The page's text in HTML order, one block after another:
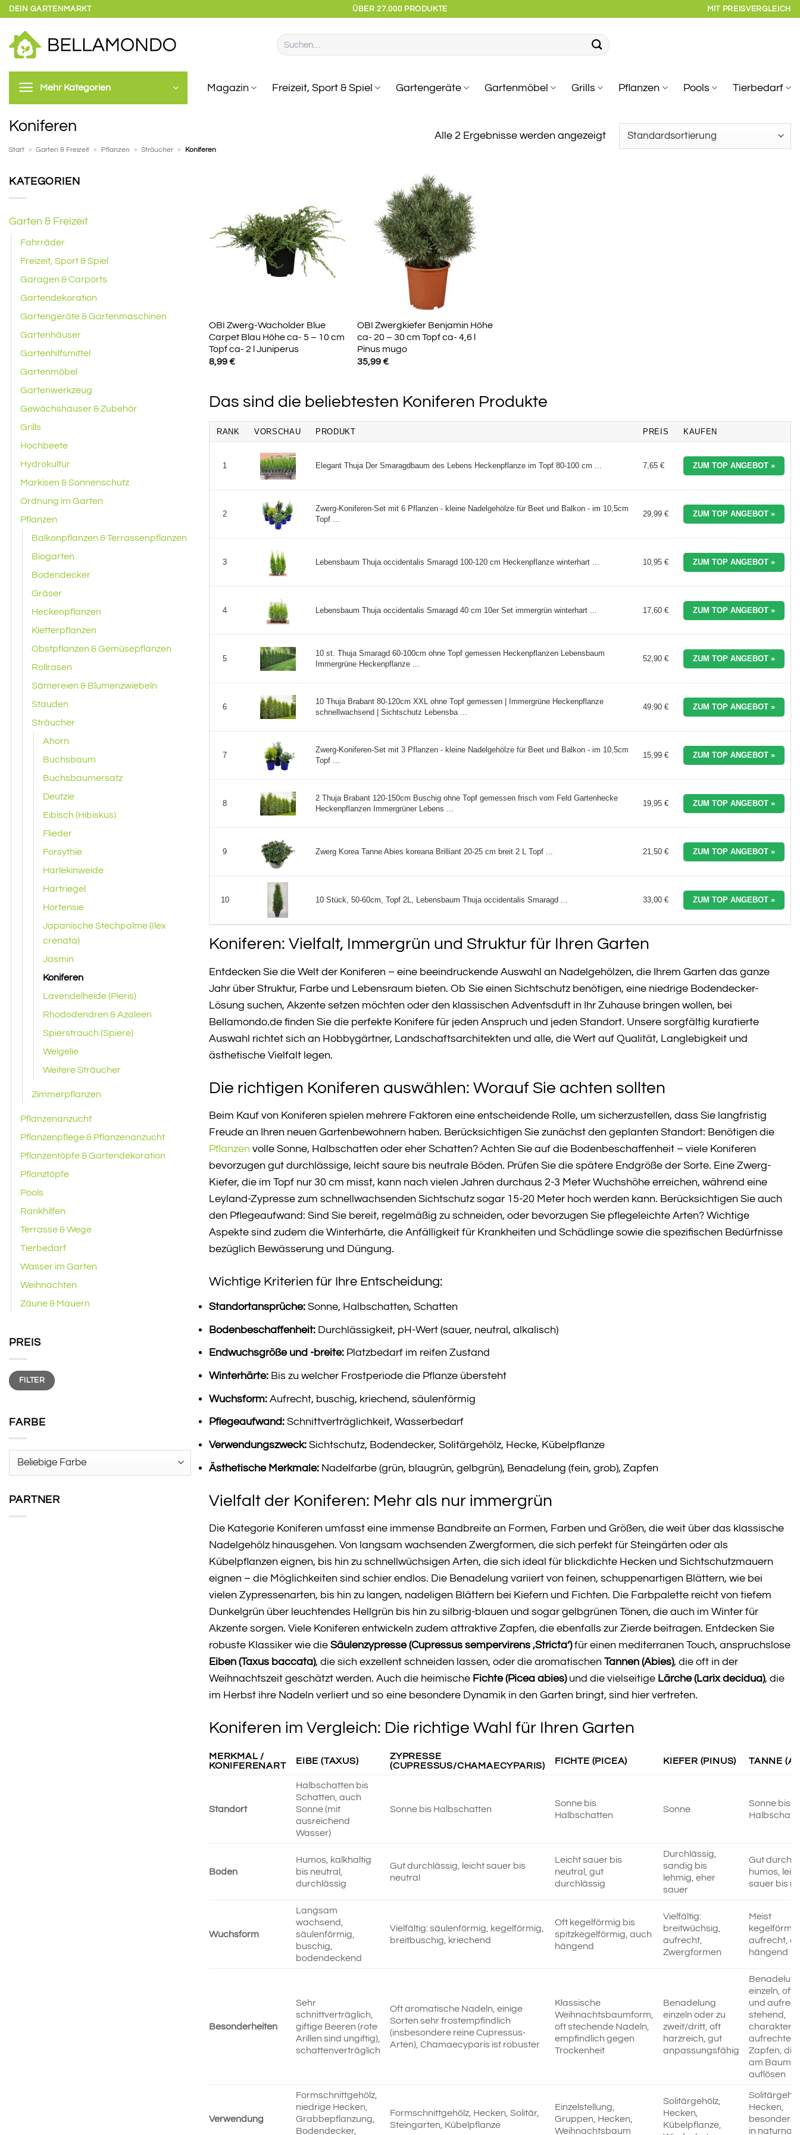
Zum
springen
DEIN GARTENMARKT ÜBER 27.000 PRODUKTE MIT PREISVERGLEICH
Suchen
nach:
Mehr Kategorien Magazin Freizeit, Sport & Spiel Gartengeräte Gartenmöbel Grills Pflanzen Pools Tierbedarf
Koniferen
Start » Garten & Freizeit » Pflanzen » Sträucher » Koniferen
Alle 2 Ergebnisse werden angezeigt
KATEGORIEN
Garten & Freizeit
Fahrräder
Freizeit, Sport & Spiel
Garagen & Carports
Gartendekoration
Gartengeräte & Gartenmaschinen
Gartenhäuser
Gartenhilfsmittel
Gartenmöbel
Gartenwerkzeug
Gewächshäuser & Zubehör
Grills
Hochbeete
Hydrokultur
Markisen & Sonnenschutz
Ordnung im Garten
Pflanzen
Balkonpflanzen & Terrassenpflanzen
Biogarten
Bodendecker
Gräser
Heckenpflanzen
Kletterpflanzen
Obstpflanzen & Gemüsepflanzen
Rollrasen
Sämereien & Blumenzwiebeln
Stauden
Sträucher
Ahorn
Buchsbaum
Buchsbaumersatz
Deutzie
Eibisch (Hibiskus)
Flieder
Forsythie
Harlekinweide
Hartriegel
Hortensie
Japanische Stechpalme (Ilex
crenata)
Jasmin
Koniferen
Lavendelheide (Pieris)
Rhododendren & Azaleen
Spierstrauch (Spiere)
Weigelie
Weitere Sträucher
Zimmerpflanzen
Pflanzenanzucht
Pflanzenpflege & Pflanzenanzucht
Pflanzentöpfe & Gartendekoration
Pflanztöpfe
Pools
Rankhilfen
Terrasse & Wege
Tierbedarf
Wasser im Garten
Weihnachten
Zäune & Mauern
PREIS
Min.
Preis
Max.
PreisFILTER
FARBE
PARTNER
OBI Zwerg-Wacholder Blue
Carpet Blau Höhe ca- 5 – 10 cm
Topf ca- 2 l Juniperus
8,99€
OBI Zwergkiefer Benjamin Höhe
ca- 20 – 30 cm Topf ca- 4,6 l
Pinus mugo
35,99€
Das sind die beliebtesten Koniferen Produkte
RANK VORSCHAU PRODUKT PREIS KAUFEN
1 Elegant Thuja Der Smaragdbaum des Lebens Heckenpflanze im Topf 80-100 cm ... 7,65 € ZUM TOP ANGEBOT »
2
Zwerg-Koniferen-Set mit 6 Pflanzen - kleine Nadelgehölze für Beet und Balkon - im 10,5cm
Topf ...
29,99 € ZUM TOP ANGEBOT »
3 Lebensbaum Thuja occidentalis Smaragd 100-120 cm Heckenpflanze winterhart ... 10,95 € ZUM TOP ANGEBOT »
4 Lebensbaum Thuja occidentalis Smaragd 40 cm 10er Set immergrün winterhart ... 17,60 € ZUM TOP ANGEBOT »
5
10 st. Thuja Smaragd 60-100cm ohne Topf gemessen Heckenpflanzen Lebensbaum
Immergrüne Heckenpflanze ...
52,90 € ZUM TOP ANGEBOT »
6
10 Thuja Brabant 80-120cm XXL ohne Topf gemessen | Immergrüne Heckenpflanze
schnellwachsend | Sichtschutz Lebensba ...
49,90 € ZUM TOP ANGEBOT »
7
Zwerg-Koniferen-Set mit 3 Pflanzen - kleine Nadelgehölze für Beet und Balkon - im 10,5cm
Topf ...
15,99 € ZUM TOP ANGEBOT »
8
2 Thuja Brabant 120-150cm Buschig ohne Topf gemessen frisch vom Feld Gartenhecke
Heckenpflanzen Immergrüner Lebens ...
19,95 € ZUM TOP ANGEBOT »
9 Zwerg Korea Tanne Abies koreana Brilliant 20-25 cm breit 2 L Topf ... 21,50 € ZUM TOP ANGEBOT »
10 10 Stück, 50-60cm, Topf 2L, Lebensbaum Thuja occidentalis Smaragd ... 33,00 € ZUM TOP ANGEBOT »
Koniferen: Vielfalt, Immergrün und Struktur für Ihren Garten
Entdecken Sie die Welt der Koniferen – eine beeindruckende Auswahl an Nadelgehölzen, die Ihrem Garten das ganze
Jahr über Struktur, Farbe und Lebensraum bieten. Ob Sie einen Sichtschutz benötigen, eine niedrige Bodendecker-
Lösung suchen, Akzente setzen möchten oder den klassischen Adventsduft in Ihr Zuhause bringen wollen, bei
Bellamondo.de finden Sie die perfekte Konifere für jeden Anspruch und jeden Standort. Unsere sorgfältig kuratierte
Auswahl richtet sich an Hobbygärtner, Landschaftsarchitekten und alle, die Wert auf Qualität, Langlebigkeit und
ästhetische Vielfalt legen.
Die richtigen Koniferen auswählen: Worauf Sie achten sollten
Beim Kauf von Koniferen spielen mehrere Faktoren eine entscheidende Rolle, um sicherzustellen, dass Sie langfristig
Freude an Ihren neuen Gartenbewohnern haben. Berücksichtigen Sie zunächst den geplanten Standort: Benötigen die
Pflanzen volle Sonne, Halbschatten oder eher Schatten? Achten Sie auf die Bodenbeschaffenheit – viele Koniferen
bevorzugen gut durchlässige, leicht saure bis neutrale Böden. Prüfen Sie die spätere Endgröße der Sorte. Eine Zwerg-
Kiefer, die im Topf nur 30 cm misst, kann nach vielen Jahren durchaus 2-3 Meter Wuchshöhe erreichen, während eine
Leyland-Zypresse zum schnellwachsenden Sichtschutz sogar 15-20 Meter hoch werden kann. Berücksichtigen Sie auch
den Pflegeaufwand: Sind Sie bereit, regelmäßig zu schneiden, oder bevorzugen Sie pflegeleichte Arten? Wichtige
Aspekte sind zudem die Winterhärte, die Anfälligkeit für Krankheiten und Schädlinge sowie die spezifischen Bedürfnisse
bezüglich Bewässerung und Düngung.
Wichtige Kriterien für Ihre Entscheidung:
Standortansprüche: Sonne, Halbschatten, Schatten
Bodenbeschaffenheit: Durchlässigkeit, pH-Wert (sauer, neutral, alkalisch)
Endwuchsgröße und -breite: Platzbedarf im reifen Zustand
Winterhärte: Bis zu welcher Frostperiode die Pflanze übersteht
Wuchsform: Aufrecht, buschig, kriechend, säulenförmig
Pflegeaufwand: Schnittverträglichkeit, Wasserbedarf
Verwendungszweck: Sichtschutz, Bodendecker, Solitärgehölz, Hecke, Kübelpflanze
Ästhetische Merkmale: Nadelfarbe (grün, blaugrün, gelbgrün), Benadelung (fein, grob), Zapfen
Vielfalt der Koniferen: Mehr als nur immergrün
Die Kategorie Koniferen umfasst eine immense Bandbreite an Formen, Farben und Größen, die weit über das klassische
Nadelgehölz hinausgehen. Von langsam wachsenden Zwergformen, die sich perfekt für Steingärten oder als
Kübelpflanzen eignen, bis hin zu schnellwüchsigen Arten, die sich ideal für blickdichte Hecken und Sichtschutzmauern
eignen – die Möglichkeiten sind schier endlos. Die Benadelung variiert von feinen, schuppenartigen Blättern, wie bei
vielen Zypressenarten, bis hin zu langen, nadeligen Blättern bei Kiefern und Fichten. Die Farbpalette reicht von tiefem
Dunkelgrün über leuchtendes Hellgrün bis hin zu silbrig-blauen und sogar gelbgrünen Tönen, die auch im Winter für
Akzente sorgen. Viele Koniferen entwickeln zudem attraktive Zapfen, die ebenfalls zur Zierde beitragen. Entdecken Sie
robuste Klassiker wie die Säulenzypresse (Cupressus sempervirens ‚Stricta‘)für einen mediterranen Touch, anspruchslose
Eiben (Taxus baccata), die sich exzellent schneiden lassen, oder die aromatischen Tannen (Abies), die oft in der
Weihnachtszeit geschätzt werden. Auch die heimische Fichte (Picea abies)und die vielseitige Lärche (Larix decidua), die
im Herbst ihre Nadeln verliert und so eine besondere Dynamik in den Garten bringt, sind hier vertreten.
Koniferen im Vergleich: Die richtige Wahl für Ihren Garten
MERKMAL /
KONIFERENART
EIBE (TAXUS)
ZYPRESSE
(CUPRESSUS/CHAMAECYPARIS)
FICHTE (PICEA) KIEFER (PINUS) TANNE
Standort
Halbschatten bis
Schatten, auch
Sonne (mit
ausreichend
Wasser)
Sonne bis Halbschatten
Sonne bis
Halbschatten
Sonne
Sonne bis
Boden
Humos, kalkhaltig
bis neutral,
durchlässig
Gut durchlässig, leicht sauer bis
neutral
Leicht sauer bis
neutral, gut
durchlässig
Durchlässig,
sandig bis
lehmig, eher
sauer
Gut
humos,
sauer bis
Wuchsform
Langsam
wachsend,
säulenförmig,
buschig,
bodendeckend
Vielfältig: säulenförmig, kegelförmig,
breitbuschig, kriechend
Oft kegelförmig bis
spitzkegelförmig, auch
hängend
Vielfältig:
breitwüchsig,
aufrecht,
Zwergformen
Meist
aufrecht,
hängend
Besonderheiten
Sehr
schnittverträglich,
giftige Beeren (rote
Arillen sind ungiftig),
schattenverträglich
Oft aromatische Nadeln, einige
Sorten sehr frostempfindlich
(insbesondere reine Cupressus-
Arten), Chamaecyparis ist robuster
Klassische
Weihnachtsbaumform,
oft stechende Nadeln,
empfindlich gegen
Trockenheit
Benadelung
einzeln oder zu
zweit/dritt, oft
harzreich, gut
anpassungsfähig
einzeln, oft
und
stehend,
aufrechte
Zapfen, die
am Baum
auflösen
Verwendung
Formschnittgehölz,
niedrige Hecken,
Grabbepflanzung,
Bodendecker,
Formschnittgehölz, Hecken, Solitär,
Steingarten, Kübelpflanze
Einzelstellung,
Gruppen, Hecken,
Weihnachtsbaum
Solitärgehölz,
Hecken,
Kübelpflanze,
Hecken,
besonders
in